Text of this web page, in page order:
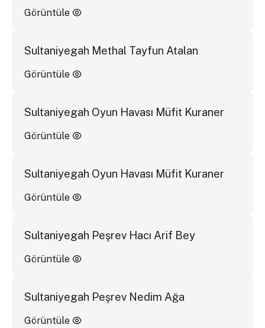
Görüntüle
Sultaniyegah Methal Tayfun Atalan
Görüntüle
Sultaniyegah Oyun Havası Müfit Kuraner
Görüntüle
Sultaniyegah Oyun Havası Müfit Kuraner
Görüntüle
Sultaniyegah Peşrev Hacı Arif Bey
Görüntüle
Sultaniyegah Peşrev Nedim Ağa
Görüntüle